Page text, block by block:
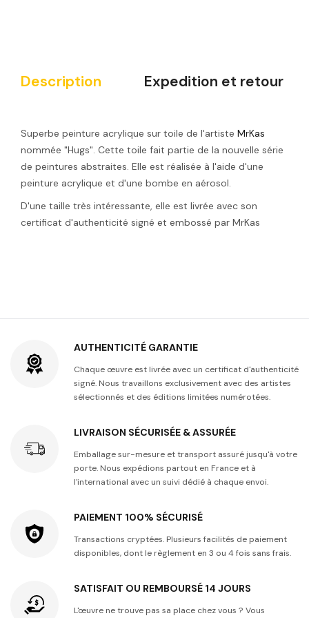
Description Expedition et retour
Superbe peinture acrylique sur toile de l'artiste MrKas
nommée "Hugs". Cette toile fait partie de la nouvelle série
de peintures abstraites. Elle est réalisée à l'aide d'une
peinture acrylique et d'une bombe en aérosol.
D'une taille très intéressante, elle est livrée avec son
certificat d'authenticité signé et embossé par MrKas
AUTHENTICITÉ GARANTIE
Chaque œuvre est livrée avec un certificat d'authenticité
signé. Nous travaillons exclusivement avec des artistes
sélectionnés et des éditions limitées numérotées.
LIVRAISON SÉCURISÉE & ASSURÉE
Emballage sur-mesure et transport assuré jusqu'à votre
porte. Nous expédions partout en France et à
l'international avec un suivi dédié à chaque envoi.
PAIEMENT 100% SÉCURISÉ
Transactions cryptées. Plusieurs facilités de paiement
disponibles, dont le règlement en 3 ou 4 fois sans frais.
SATISFAIT OU REMBOURSÉ 14 JOURS
L'œuvre ne trouve pas sa place chez vous ? Vous